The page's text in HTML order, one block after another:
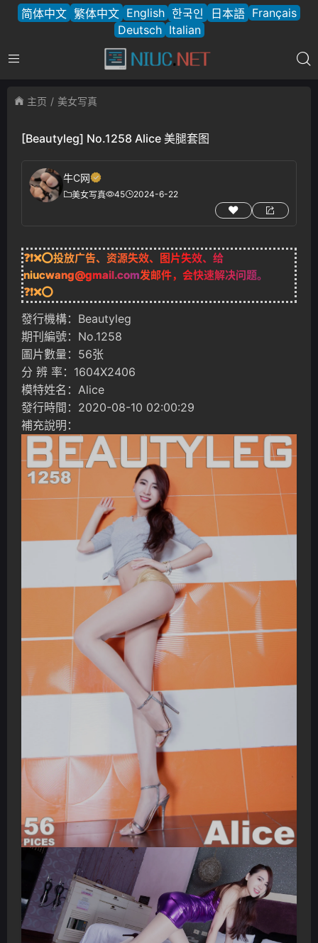
简体中文 繁体中文 English 한국인 日本語 Français
Deutsch Italian
主页 美女写真
[Beautyleg] No.1258 Alice 美腿套图
牛C网
美女写真 45 2024-6-22
❓❗❌⭕投放广告、资源失效、图片失效、给
niucwang@gmail.com发邮件，会快速解决问题。
❓❗❌⭕
發行機構：Beautyleg
期刊編號：No.1258
圖片數量：56张
分 辨 率：1604X2406
模特姓名：Alice
發行時間：2020-08-10 02:00:29
補充說明：